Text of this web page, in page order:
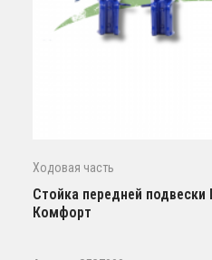
Ходовая часть
Стойка передней подвески
Комфорт